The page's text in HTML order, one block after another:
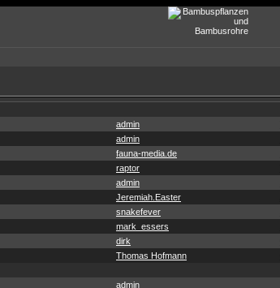
admin
admin
fauna-media.de
raptor
admin
Jeremiah.Easter
snakefever
mark_essers
dirk
Thomas Hofmann
admin